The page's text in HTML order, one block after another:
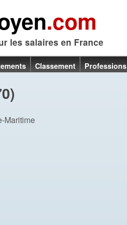
.com
les salaires en France
Classement Professions
Maritime